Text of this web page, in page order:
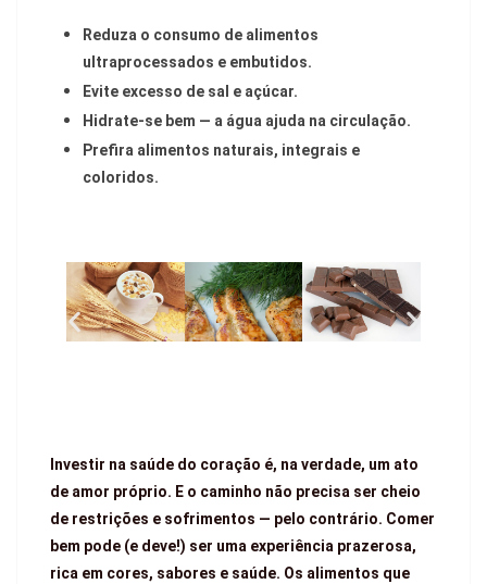
Reduza o consumo de alimentos
ultraprocessados e embutidos.
Evite excesso de sal e açúcar.
Hidrate-se bem — a água ajuda na circulação.
Prefira alimentos naturais, integrais e
coloridos.
Investir na saúde do coração é, na verdade, um ato
de amor próprio. E o caminho não precisa ser cheio
de restrições e sofrimentos — pelo contrário. Comer
bem pode (e deve!) ser uma experiência prazerosa,
rica em cores, sabores e saúde. Os alimentos que